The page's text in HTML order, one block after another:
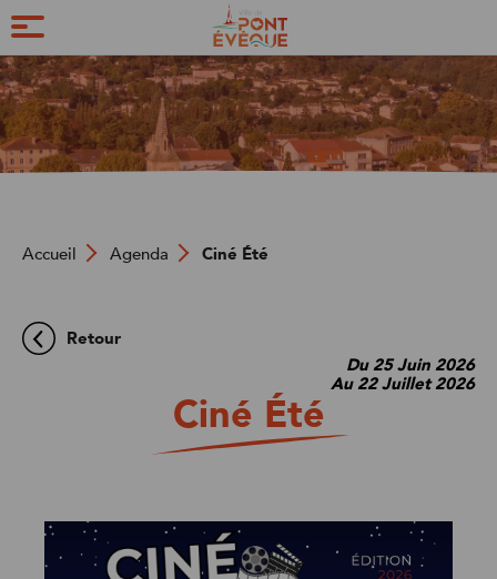
Pôle
tranquillité
Ville
verte
Marchés et
commerces
Ville
Accueil Agenda Ciné Été
Retour
Du 25 Juin 2026
Au 22 Juillet 2026
Ciné Été